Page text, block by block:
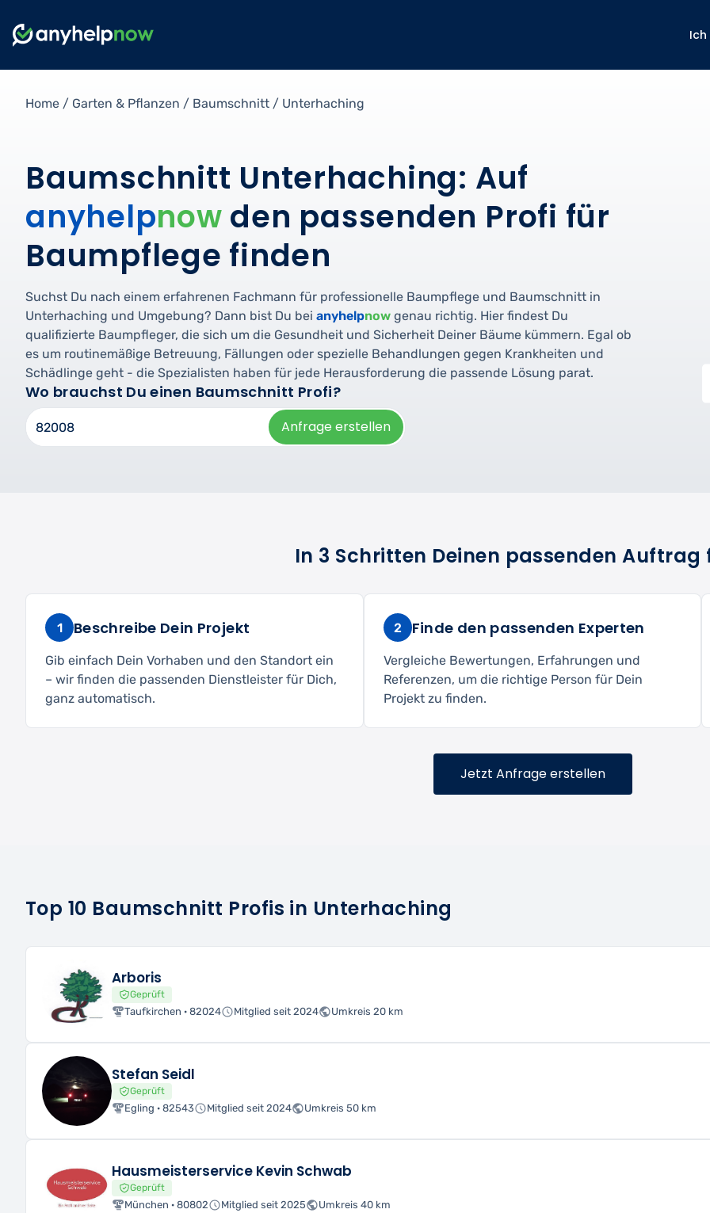
Home / Garten & Pflanzen / Baumschnitt / Unterhaching
Baumschnitt Unterhaching: Auf
anyhelpnow den passenden Profi für
Baumpflege finden
Suchst Du nach einem erfahrenen Fachmann für professionelle Baumpflege und Baumschnitt in
Unterhaching und Umgebung? Dann bist Du bei anyhelpnow genau richtig. Hier findest Du
qualifizierte Baumpfleger, die sich um die Gesundheit und Sicherheit Deiner Bäume kümmern. Egal ob
es um routinemäßige Betreuung, Fällungen oder spezielle Behandlungen gegen Krankheiten und
Schädlinge geht - die Spezialisten haben für jede Herausforderung die passende Lösung parat.
Wo brauchst Du einen Baumschnitt Profi?
Anfrage erstellen
In 3 Schritten Deinen passenden Auftrag
1 Beschreibe Dein Projekt
Gib einfach Dein Vorhaben und den Standort ein
– wir finden die passenden Dienstleister für Dich,
ganz automatisch.
2 Finde den passenden Experten
Vergleiche Bewertungen, Erfahrungen und
Referenzen, um die richtige Person für Dein
Projekt zu finden.
Jetzt Anfrage erstellen
Top 10 Baumschnitt Profis in Unterhaching
Arboris
Geprüft
Taufkirchen · 82024 Mitglied seit 2024 Umkreis 20 km
Stefan Seidl
Geprüft
Egling · 82543 Mitglied seit 2024 Umkreis 50 km
Hausmeisterservice Kevin Schwab
Geprüft
München · 80802 Mitglied seit 2025 Umkreis 40 km